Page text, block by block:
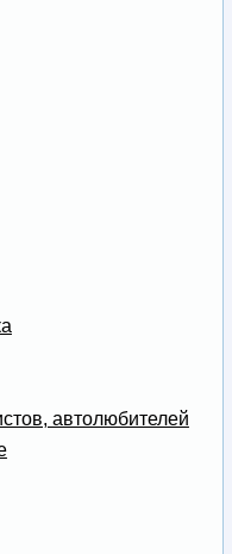
автолюбителей